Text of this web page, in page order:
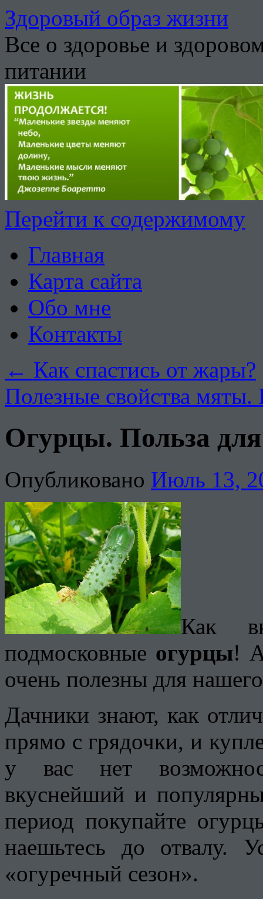
Здоровый образ жизни
Все о здоровье и
питании
Перейти к содержимому
Главная
Карта сайта
Обо мне
Контакты
← Как спастись от жары?
Полезные свойства
Огурцы. Польза для
Опубликовано Июль 13,
Как
подмосковные огурцы!
очень полезны для
Дачники знают, как
прямо с грядочки, и
у вас нет
вкуснейший и
период покупайте
наешьтесь до отвалу.
«огуречный сезон».